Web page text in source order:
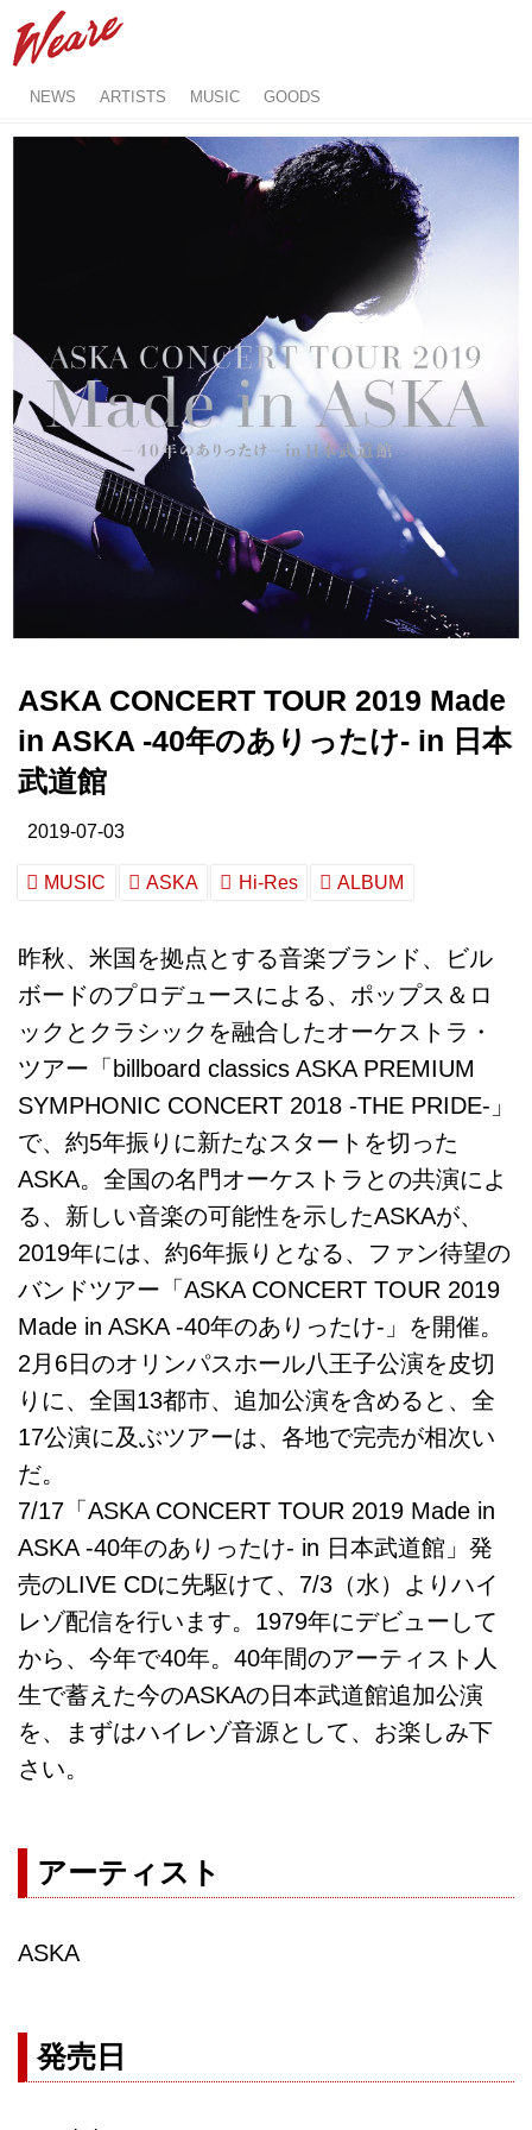
NEWS ARTISTS MUSIC GOODS
ASKA CONCERT TOUR 2019 Made
in ASKA -40年のありったけ- in 日本
武道館
2019-07-03
MUSIC ASKA Hi-Res ALBUM
昨秋、米国を拠点とする音楽ブランド、ビル
ボードのプロデュースによる、ポップス＆ロ
ックとクラシックを融合したオーケストラ・
ツアー「billboard classics ASKA PREMIUM
SYMPHONIC CONCERT 2018 -THE PRIDE-」
で、約5年振りに新たなスタートを切った
ASKA。全国の名門オーケストラとの共演によ
る、新しい音楽の可能性を示したASKAが、
2019年には、約6年振りとなる、ファン待望の
バンドツアー「ASKA CONCERT TOUR 2019
Made in ASKA -40年のありったけ-」を開催。
2月6日のオリンパスホール八王子公演を皮切
りに、全国13都市、追加公演を含めると、全
17公演に及ぶツアーは、各地で完売が相次い
だ。
7/17「ASKA CONCERT TOUR 2019 Made in
ASKA -40年のありったけ- in 日本武道館」発
売のLIVE CDに先駆けて、7/3（水）よりハイ
レゾ配信を行います。1979年にデビューして
から、今年で40年。40年間のアーティスト人
生で蓄えた今のASKAの日本武道館追加公演
を、まずはハイレゾ音源として、お楽しみ下
さい。
アーティスト
ASKA
発売日